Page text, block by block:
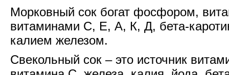
Морковный сок богат фосфором,
витаминами С, Е, А, К, Д, бета-
калием железом.
Свекольный сок – это источник